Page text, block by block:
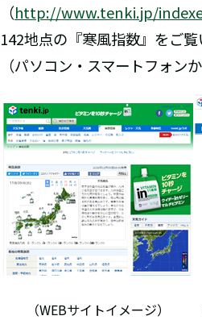
（http://www.tenki.jp/
142地点の『寒風指数』をご覧
（パソコン・スマートフォン
（WEBサイトイメージ）